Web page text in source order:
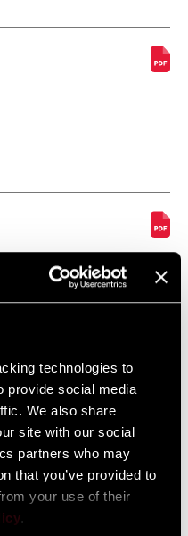
technologies to
provide social media
We also share
site with our social
partners who may
that you’ve provided to
your use of their
.